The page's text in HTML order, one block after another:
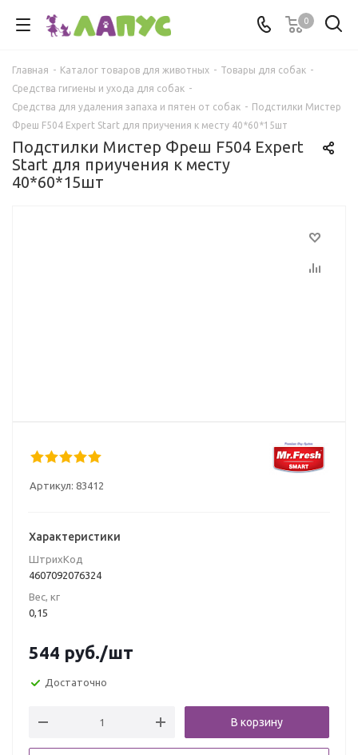
0
Главная - Каталог товаров для животных - Товары для собак -
Средства гигиены и ухода для собак -
Средства для удаления запаха и пятен от собак - Подстилки Мистер
Фреш F504 Expert Start для приучения к месту 40*60*15шт
Подстилки Мистер Фреш F504 Expert
Start для приучения к месту
40*60*15шт
Артикул: 83412
Характеристики
ШтрихКод
4607092076324
Вес, кг
0,15
544 руб./шт
Достаточно
В корзину